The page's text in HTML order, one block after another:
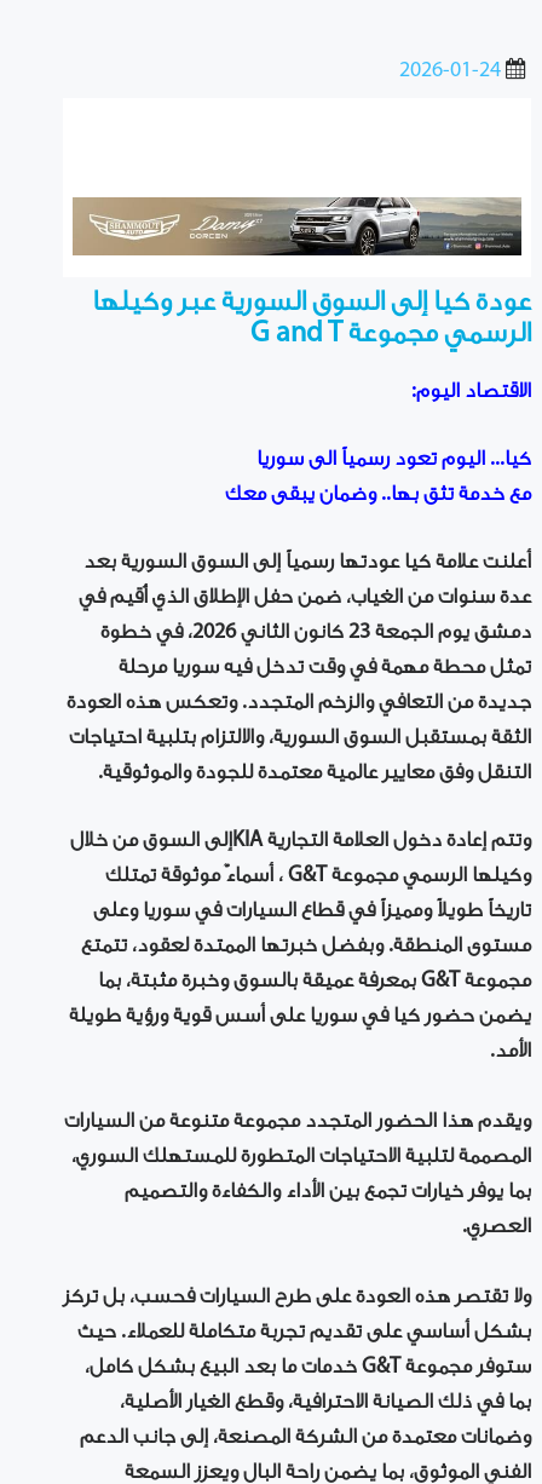
2026-01-24
عودة كيا إلى السوق السورية عبر وكيلها
الرسمي مجموعة G and T
الاقتصاد اليوم:
كيا... اليوم تعود رسمياً الى سوريا
مع خدمة تثق بها.. وضمان يبقى معك
أعلنت علامة كيا عودتها رسمياً إلى السوق السورية بعد
عدة سنوات من الغياب، ضمن حفل الإطلاق الذي أُقيم في
دمشق يوم الجمعة 23 كانون الثاني 2026، في خطوة
تمثل محطة مهمة في وقت تدخل فيه سوريا مرحلة
جديدة من التعافي والزخم المتجدد. وتعكس هذه العودة
الثقة بمستقبل السوق السورية، والالتزام بتلبية احتياجات
التنقل وفق معايير عالمية معتمدة للجودة والموثوقية.
وتتم إعادة دخول العلامة التجارية KIAإلى السوق من خلال
وكيلها الرسمي مجموعة G&T ، أسماءٌ موثوقة تمتلك
تاريخاً طويلاً ومميزاً في قطاع السيارات في سوريا وعلى
مستوى المنطقة. وبفضل خبرتها الممتدة لعقود، تتمتع
مجموعة G&T بمعرفة عميقة بالسوق وخبرة مثبتة، بما
يضمن حضور كيا في سوريا على أسس قوية ورؤية طويلة
الأمد.
ويقدم هذا الحضور المتجدد مجموعة متنوعة من السيارات
المصممة لتلبية الاحتياجات المتطورة للمستهلك السوري،
بما يوفر خيارات تجمع بين الأداء والكفاءة والتصميم
العصري.
ولا تقتصر هذه العودة على طرح السيارات فحسب، بل تركز
بشكل أساسي على تقديم تجربة متكاملة للعملاء. حيث
ستوفر مجموعة G&T خدمات ما بعد البيع بشكل كامل،
بما في ذلك الصيانة الاحترافية، وقطع الغيار الأصلية،
وضمانات معتمدة من الشركة المصنعة، إلى جانب الدعم
الفني الموثوق، بما يضمن راحة البال ويعزز السمعة